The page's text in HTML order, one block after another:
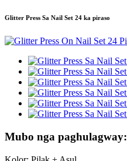
Glitter Press Sa Nail Set 24 ka piraso
Mubo nga paghulagway: